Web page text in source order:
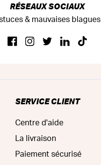
RÉSEAUX SOCIAUX
& mauvaises blagues
SERVICE CLIENT
Centre d'aide
La livraison
Paiement sécurisé